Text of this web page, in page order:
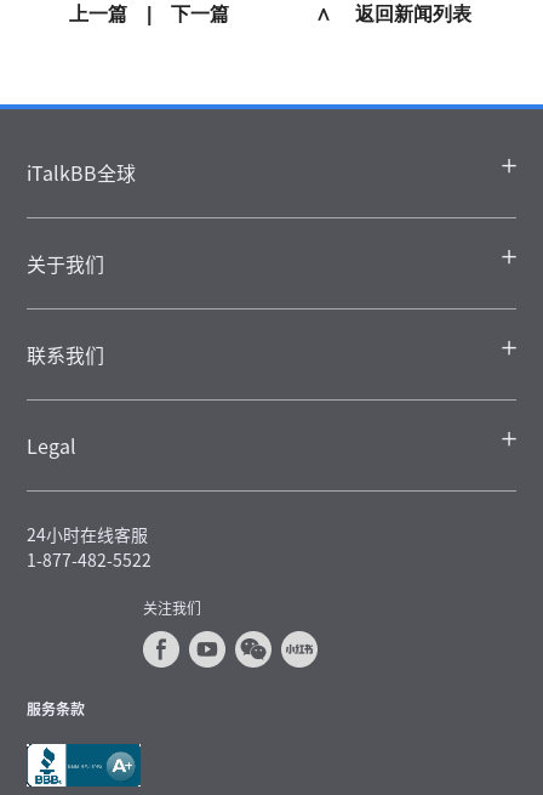
上一篇 |下一篇 ∧ 返回新闻列表
iTalkBB全球
关于我们
联系我们
Legal
24小时在线客服
1-877-482-5522
关注我们
服务条款